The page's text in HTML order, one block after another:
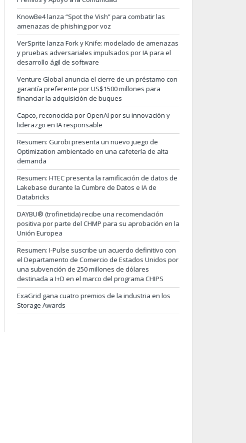
KnowBe4 lanza “Spot the Vish” para combatir las
amenazas de phishing por voz
VerSprite lanza Fork y Knife: modelado de amenazas
y pruebas adversariales impulsados por IA para el
desarrollo ágil de software
Venture Global anuncia el cierre de un préstamo con
garantía preferente por US$1500 millones para
financiar la adquisición de buques
Capco, reconocida por OpenAI por su innovación y
liderazgo en IA responsable
Resumen: Gurobi presenta un nuevo juego de
Optimization ambientado en una cafetería de alta
demanda
Resumen: HTEC presenta la ramificación de datos de
Lakebase durante la Cumbre de Datos e IA de
Databricks
DAYBU® (trofinetida) recibe una recomendación
positiva por parte del CHMP para su aprobación en la
Unión Europea
Resumen: I-Pulse suscribe un acuerdo definitivo con
el Departamento de Comercio de Estados Unidos por
una subvención de 250 millones de dólares
destinada a I+D en el marco del programa CHIPS
ExaGrid gana cuatro premios de la industria en los
Storage Awards